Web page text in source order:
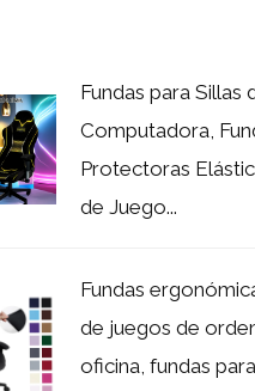
Fundas para Sillas
Computadora,
Protectoras
de Juego...
Fundas
de juegos de
oficina, fundas